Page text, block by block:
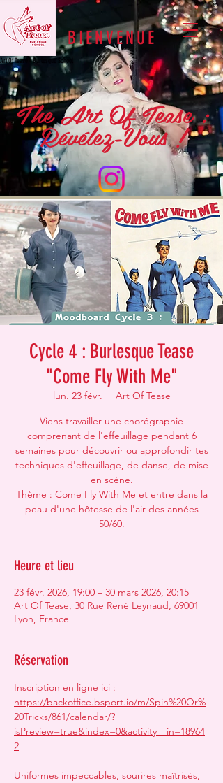
BIENVENUE
Art Of Tease - Burlesque School
The Art Of Tease :
Révélez-Vous !
Cycle 4 : Burlesque Tease
"Come Fly With Me"
lun. 23 févr.
  |
Art Of Tease
Viens travailler une chorégraphie
comprenant de l'effeuillage pendant 6
semaines pour découvrir ou approfondir tes
techniques d'effeuillage, de danse, de mise
en scène.
Thème : Come Fly With Me et entre dans la
peau d'une hôtesse de l'air des années
50/60.
Heure et lieu
23 févr. 2026, 19:00 – 30 mars 2026, 20:15
Art Of Tease, 30 Rue René Leynaud, 69001
Lyon, France
Réservation
Inscription en ligne ici :
https://backoffice.bsport.io/m/Spin%20Or%
20Tricks/861/calendar/?
isPreview=true&index=0&activity__in=18964
2
Uniformes impeccables, sourires maîtrisés,